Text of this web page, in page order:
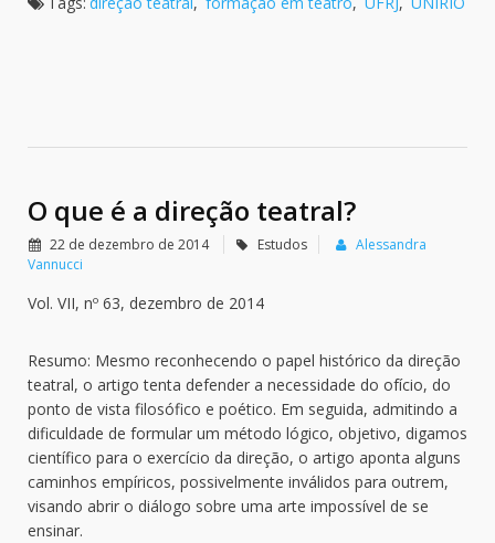
O que é a direção teatral?
22 de dezembro de 2014 Estudos
Alessandra
Vannucci
Vol. VII, nº 63, dezembro de 2014
Resumo: Mesmo reconhecendo o papel histórico da direção
teatral, o artigo tenta defender a necessidade do ofício, do
ponto de vista filosófico e poético. Em seguida, admitindo a
dificuldade de formular um método lógico, objetivo, digamos
científico para o exercício da direção, o artigo aponta alguns
caminhos empíricos, possivelmente inválidos para outrem,
visando abrir o diálogo sobre uma arte impossível de se
ensinar.